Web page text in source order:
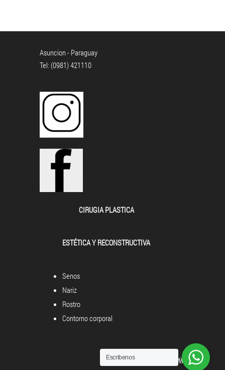
Asuncion - Paraguay
Tel: (0981) 421110
CIRUGIA PLASTICA
ESTÉTICA Y RECONSTRUCTIVA
Senos
Nariz
Rostro
Contorno corporal
Escribenos